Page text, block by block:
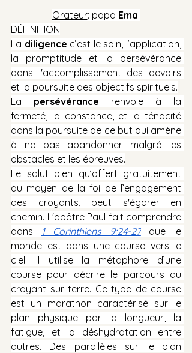
Orateur: papa Ema
DÉFINITION
La diligence c’est le soin, l’application,
la promptitude et la persévérance
dans l'accomplissement des devoirs
et la poursuite des objectifs spirituels.
La persévérance renvoie à la
fermeté, la constance, et la ténacité
dans la poursuite de ce but qui amène
à ne pas abandonner malgré les
obstacles et les épreuves.
Le salut bien qu’offert gratuitement
au moyen de la foi de l’engagement
des croyants, peut s'égarer en
chemin. L'apôtre Paul fait comprendre
dans
1 Corinthiens 9:24-27 que le
monde est dans une course vers le
ciel. Il utilise la métaphore d’une
course pour décrire le parcours du
croyant sur terre. Ce type de course
est un marathon caractérisé sur le
plan physique par la longueur, la
fatigue, et la déshydratation entre
autres. Des parallèles sur le plan